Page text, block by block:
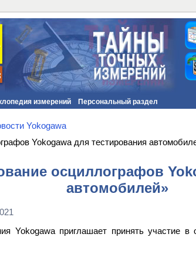
измерений Персональный раздел
Yokogawa
Yokogawa для тестирования
осциллографов
автомобилей»
Yokogawa приглашает принять участие в